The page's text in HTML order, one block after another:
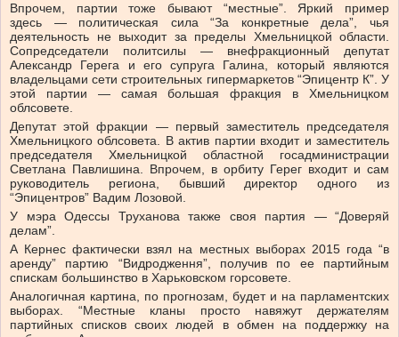
Впрочем, партии тоже бывают “местные”. Яркий пример
здесь — политическая сила “За конкретные дела”, чья
деятельность не выходит за пределы Хмельницкой области.
Сопредседатели политсилы — внефракционный депутат
Александр Герега и его супруга Галина, который являются
владельцами сети строительных гипермаркетов “Эпицентр К”. У
этой партии — самая большая фракция в Хмельницком
облсовете.
Депутат этой фракции — первый заместитель председателя
Хмельницкого облсовета. В актив партии входит и заместитель
председателя Хмельницкой областной госадминистрации
Светлана Павлишина. Впрочем, в орбиту Герег входит и сам
руководитель региона, бывший директор одного из
“Эпицентров” Вадим Лозовой.
У мэра Одессы Труханова также своя партия — “Доверяй
делам”.
А Кернес фактически взял на местных выборах 2015 года “в
аренду” партию “Видродження”, получив по ее партийным
спискам большинство в Харьковском горсовете.
Аналогичная картина, по прогнозам, будет и на парламентских
выборах. “Местные кланы просто навяжут держателям
партийных списков своих людей в обмен на поддержку на